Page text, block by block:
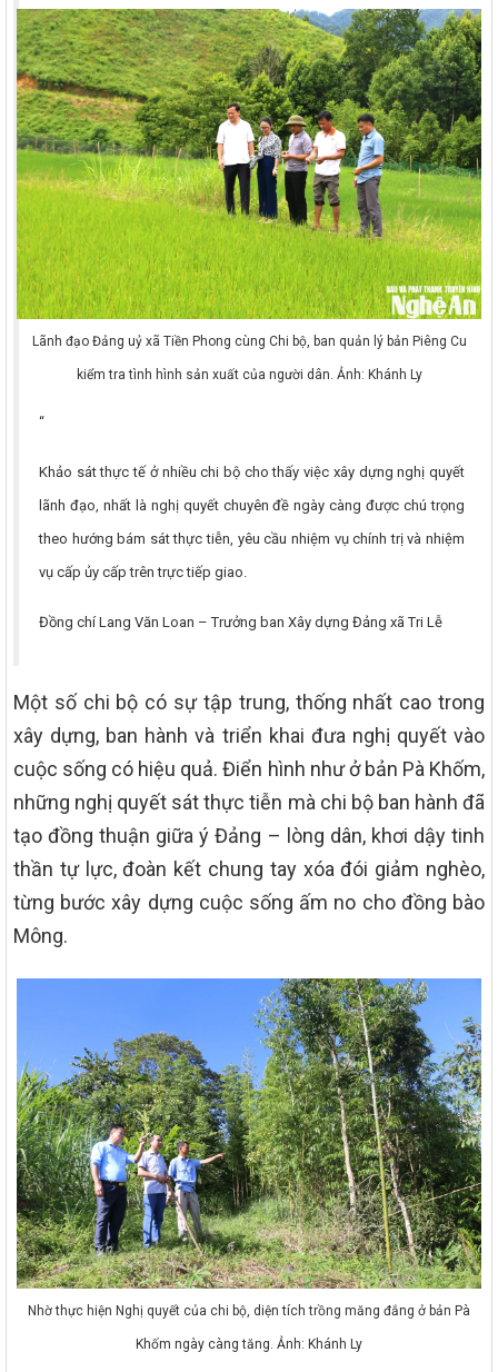
Lãnh đạo Đảng uỷ xã Tiền Phong cùng Chi bộ, ban quản lý bản Piêng Cu
kiểm tra tình hình sản xuất của người dân. Ảnh: Khánh Ly
“
Khảo sát thực tế ở nhiều chi bộ cho thấy việc xây dựng nghị quyết
lãnh đạo, nhất là nghị quyết chuyên đề ngày càng được chú trọng
theo hướng bám sát thực tiễn, yêu cầu nhiệm vụ chính trị và nhiệm
vụ cấp ủy cấp trên trực tiếp giao.
Đồng chí Lang Văn Loan – Trưởng ban Xây dựng Đảng xã Tri Lễ
Một số chi bộ có sự tập trung, thống nhất cao trong
xây dựng, ban hành và triển khai đưa nghị quyết vào
cuộc sống có hiệu quả. Điển hình như ở bản Pà Khốm,
những nghị quyết sát thực tiễn mà chi bộ ban hành đã
tạo đồng thuận giữa ý Đảng – lòng dân, khơi dậy tinh
thần tự lực, đoàn kết chung tay xóa đói giảm nghèo,
từng bước xây dựng cuộc sống ấm no cho đồng bào
Mông.
Nhờ thực hiện Nghị quyết của chi bộ, diện tích trồng măng đắng ở bản Pà
Khốm ngày càng tăng. Ảnh: Khánh Ly